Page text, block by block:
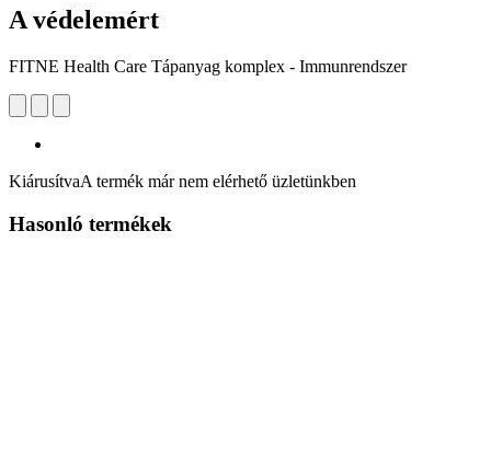
A védelemért
FITNE Health Care Tápanyag komplex - Immunrendszer
KiárusítvaA termék már nem elérhető üzletünkben
Hasonló termékek